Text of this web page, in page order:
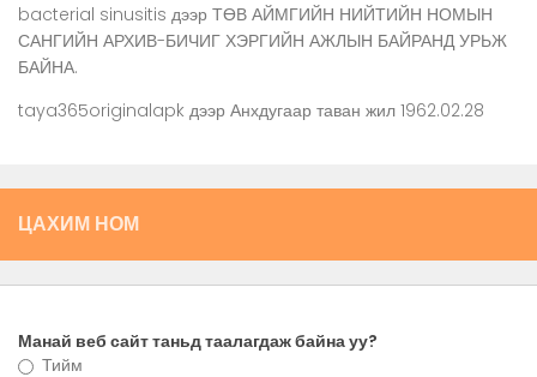
bacterial sinusitis дээр ТӨВ АЙМГИЙН НИЙТИЙН НОМЫН
САНГИЙН АРХИВ-БИЧИГ ХЭРГИЙН АЖЛЫН БАЙРАНД УРЬЖ
БАЙНА.
taya365originalapk дээр Анхдугаар таван жил 1962.02.28
ЦАХИМ НОМ
Манай веб сайт таньд таалагдаж байна уу?
Тийм